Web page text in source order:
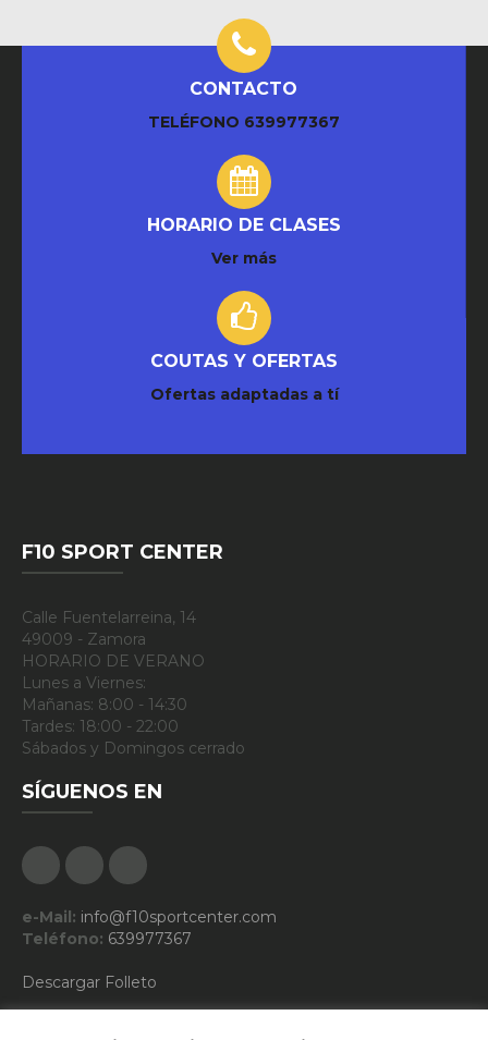
CONTACTO
TELÉFONO 639977367
HORARIO DE CLASES
Ver más
COUTAS Y OFERTAS
Ofertas adaptadas a tí
F10 SPORT CENTER
Calle Fuentelarreina, 14
49009 - Zamora
HORARIO DE VERANO
Lunes a Viernes:
Mañanas: 8:00 - 14:30
Tardes: 18:00 - 22:00
Sábados y Domingos cerrado
SÍGUENOS EN
FacebookGoogle Plus
e-Mail: info@f10sportcenter.com
Teléfono: 639977367
Descargar Folleto